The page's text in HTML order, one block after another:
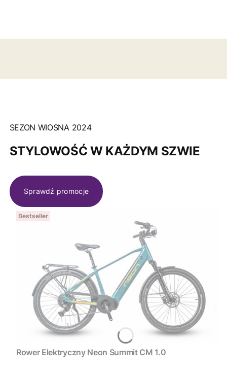
SEZON WIOSNA 2024
STYLOWOŚĆ W KAŻDYM SZWIE
Sprawdź promocje
Bestseller
Rower Elektryczny Neon Summit CM 1.0